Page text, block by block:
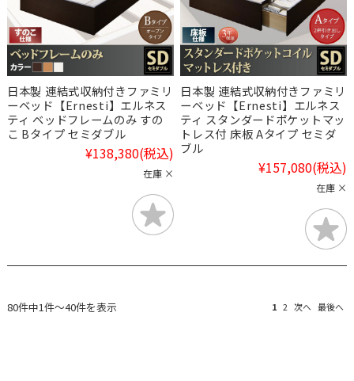
日本製 連結式収納付きファミリ
ーベッド【Ernesti】エルネス
ティ ベッドフレームのみ すの
こ Bタイプ セミダブル
¥138,380(税込)
在庫 ×
日本製 連結式収納付きファミリ
ーベッド【Ernesti】エルネス
ティ スタンダードポケットマッ
トレス付 床板 Aタイプ セミダ
ブル
¥157,080(税込)
在庫 ×
80件中1件～40件を表示 1 2 次へ 最後へ